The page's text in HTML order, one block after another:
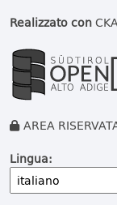
Realizzato con
AREA
Lingua